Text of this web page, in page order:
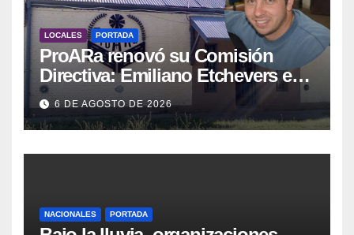
LOCALES PORTADA
ProARa renovó su Comisión
Directiva: Emiliano Etchevers es
el nuevo Presidente de la entidad
6 DE AGOSTO DE 2026
NACIONALES PORTADA